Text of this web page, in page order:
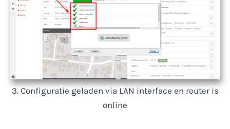
3. Configuratie geladen via LAN interface en router is
online